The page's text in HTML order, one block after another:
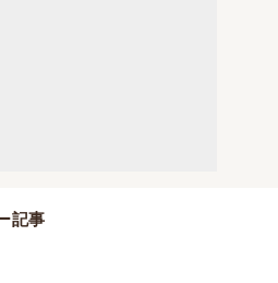
記事